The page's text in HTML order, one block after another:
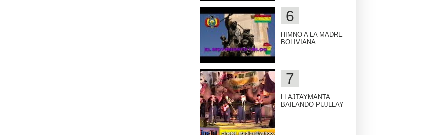
HIMNO A LA MADRE
BOLIVIANA
LLAJTAYMANTA:
BAILANDO PUJLLAY